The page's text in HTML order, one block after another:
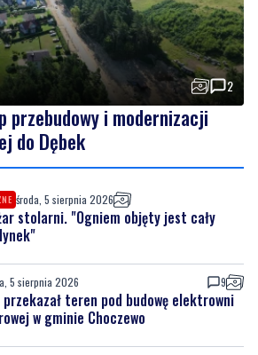
2
przebudowy i modernizacji
do Dębek
środa, 5 sierpnia 2026
stolarni. "Ogniem objęty jest cały
5 sierpnia 2026 9
przekazał teren pod budowę elektrowni
w gminie Choczewo